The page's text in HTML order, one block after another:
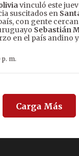
vinculó este
suscitados en
con gente
Sebastián
en el país andino
p. m.
Carga Más